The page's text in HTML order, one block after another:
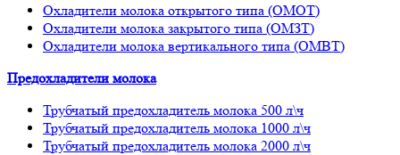
Охладители молока открытого типа (ОМОТ)
Охладители молока закрытого типа (ОМЗТ)
Охладители молока вертикального типа (ОМВТ)
Предохладители молока
Трубчатый предохладитель молока 500 л\ч
Трубчатый предохладитель молока 1000 л\ч
Трубчатый предохладитель молока 2000 л\ч